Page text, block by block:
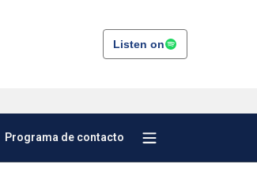
Listen on
Programa de contacto